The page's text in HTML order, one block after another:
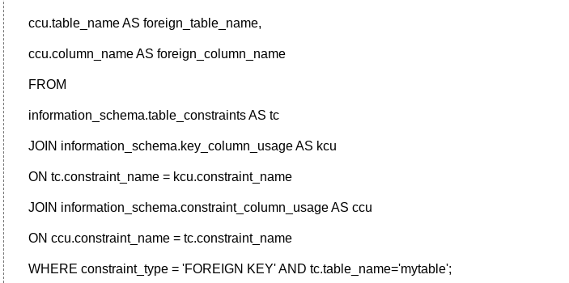
ccu.table_name AS foreign_table_name,
ccu.column_name AS foreign_column_name
FROM
information_schema.table_constraints AS tc
JOIN information_schema.key_column_usage AS kcu
ON tc.constraint_name = kcu.constraint_name
JOIN information_schema.constraint_column_usage AS ccu
ON ccu.constraint_name = tc.constraint_name
WHERE constraint_type = 'FOREIGN KEY' AND tc.table_name='mytable';